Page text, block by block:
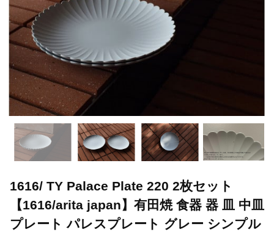
1616/ TY Palace Plate 220 2枚セット
【1616/arita japan】有田焼 食器 器 皿 中皿
プレート パレスプレート グレー シンプル